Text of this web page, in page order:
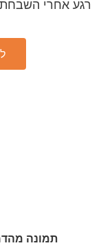
רגע אחרי
תמונה